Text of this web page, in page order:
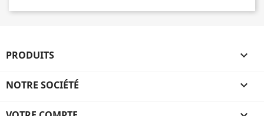
PRODUITS 
NOTRE SOCIÉTÉ 